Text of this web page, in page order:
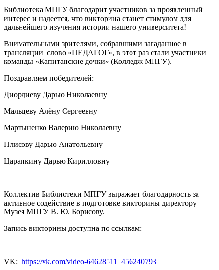
Библиотека МПГУ благодарит участников за проявленный
интерес и надеется, что викторина станет стимулом для
дальнейшего изучения истории нашего университета!
Внимательными зрителями, собравшими загаданное в
трансляции слово «ПЕДАГОГ», в этот раз стали участники
команды «Капитанские дочки» (Колледж МПГУ).
Поздравляем победителей:
Диордиеву Дарью Николаевну
Мальцеву Алёну Сергеевну
Мартыненко Валерию Николаевну
Плисову Дарью Анатольевну
Царапкину Дарью Кирилловну
Коллектив Библиотеки МПГУ выражает благодарность за
активное содействие в подготовке викторины директору
Музея МПГУ В. Ю. Борисову.
Запись викторины доступна по ссылкам:
VK: https://vk.com/video-64628511_456240793